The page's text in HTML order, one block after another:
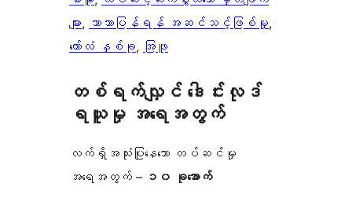
များ, ဘာသာပြန်ရန် အဆင်သင့်ဖြစ်မှု
ကော်လံ နှစ်ခု, အြဖူ
တစ်ရက်လျှင် ဒေါင်းလုဒ်
ရယူမှု အရေအတွက်
လက်ရှိအသုံးပြုနေသော တပ်ဆင်မှု
အရေအတွက် – ၁၀ ခုအောက်